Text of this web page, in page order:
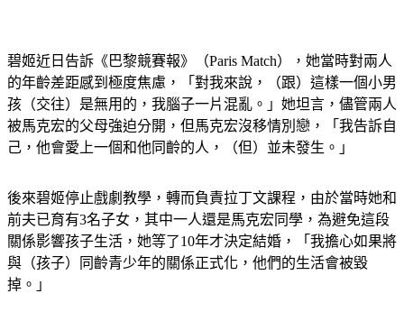
碧姬近日告訴《巴黎競賽報》（Paris Match），她當時對兩人
的年齡差距感到極度焦慮，「對我來說，（跟）這樣一個小男
孩（交往）是無用的，我腦子一片混亂。」她坦言，儘管兩人
被馬克宏的父母強迫分開，但馬克宏沒移情別戀，「我告訴自
己，他會愛上一個和他同齡的人，（但）並未發生。」
後來碧姬停止戲劇教學，轉而負責拉丁文課程，由於當時她和
前夫已育有3名子女，其中一人還是馬克宏同學，為避免這段
關係影響孩子生活，她等了10年才決定結婚，「我擔心如果將
與（孩子）同齡青少年的關係正式化，他們的生活會被毀
掉。」